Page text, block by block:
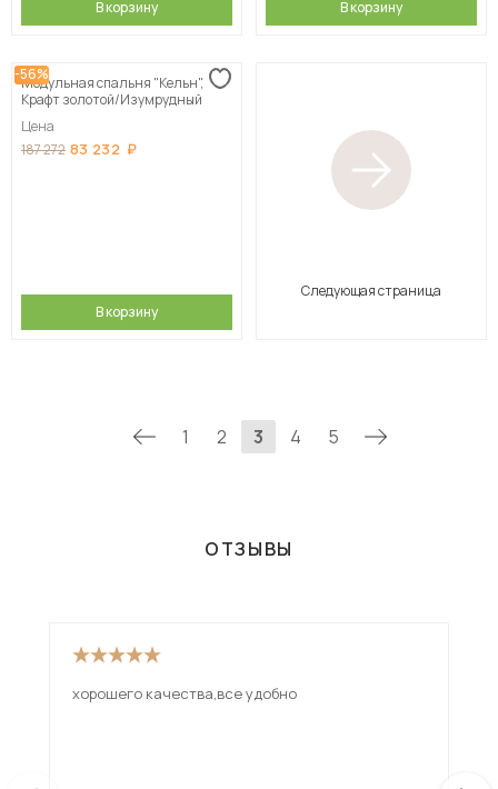
В корзину В корзину
-56%
Модульная спальня "Кельн",
Крафт золотой/Изумрудный
Цена
187 272 83 232
В корзину
Следующая страница
1 2 3 4 5
ОТЗЫВЫ
хорошего качества,все удобно